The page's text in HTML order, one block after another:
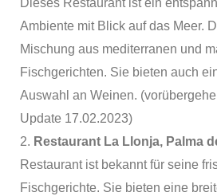
Dieses Restaurant ist ein
Ambiente mit Blick auf das Meer.
Mischung aus mediterranen und
Fischgerichten. Sie bieten auch
Auswahl an Weinen.
Update 17.02.2023)
2. Restaurant La Llonja, Palma
Restaurant ist bekannt für seine
Fischgerichte. Sie bieten eine